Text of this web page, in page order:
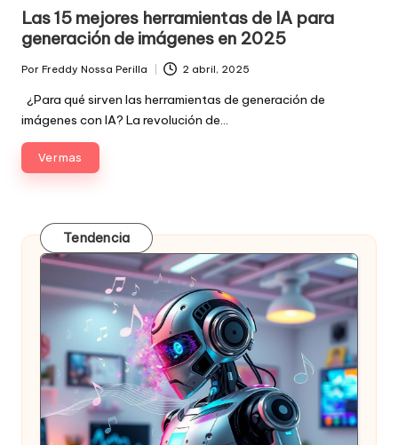
Las 15 mejores herramientas de IA para
generación de imágenes en 2025
Publicado
por
Por Freddy Nossa Perilla 2 abril, 2025
¿Para qué sirven las herramientas de generación de
imágenes con IA? La revolución de…
Ver mas
Tendencia